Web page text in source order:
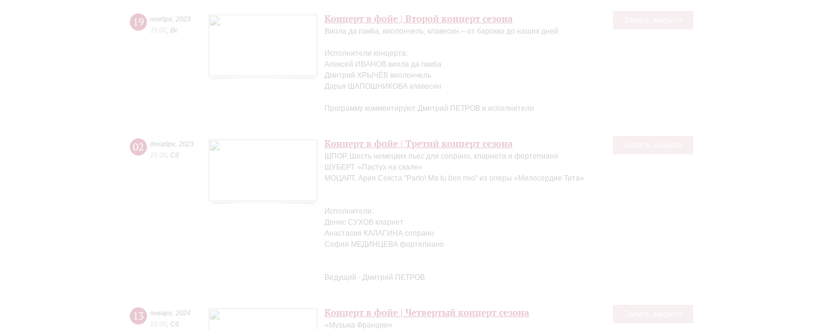
19 ноября 2023
15:00 Вс
Концерт в фойе | Второй концерт сезона
Виола да гамба, виолончель, клавесин – от барокко до наших дней
Исполнители концерта:
Алексей ИВАНОВ виола да гамба
Дмитрий ХРЫЧЁВ виолончель
Дарья ШАПОШНИКОВА клавесин
Программу комментируют Дмитрий ПЕТРОВ и исполнители
02 декабря 2023
15:00 Сб
Концерт в фойе | Третий концерт сезона
ШПОР. Шесть немецких пьес для сопрано, кларнета и фортепиано
ШУБЕРТ. «Пастух на скале»
МОЦАРТ. Ария Секста "Parto! Ma tu ben mio" из оперы «Милосердие Тита»
Исполнители:
Денис СУХОВ кларнет
Анастасия КАЛАГИНА сопрано
София МЕДИНЦЕВА фортепиано
Ведущий - Дмитрий ПЕТРОВ
13 января 2024
15:00 Сб
Концерт в фойе | Четвертый концерт сезона
«Музыка Франции»